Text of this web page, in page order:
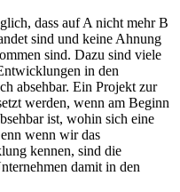
dass auf A nicht mehr B
sind und keine Ahnung
sind. Dazu sind viele
in den
absehbar. Ein Projekt zur
werden, wenn am Beginn
ist, wohin sich eine
wenn wir das
kennen, sind die
damit in den